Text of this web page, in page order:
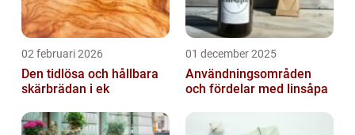
02 februari 2026
Den tidlösa och hållbara
skärbrädan i ek
01 december 2025
Användningsområden
och fördelar med linsåpa